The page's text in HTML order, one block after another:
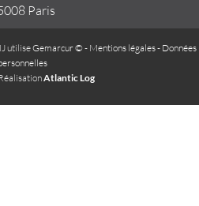
Paris
utiliseGemarcur © - Mentions légales- Données
Atlantic Log